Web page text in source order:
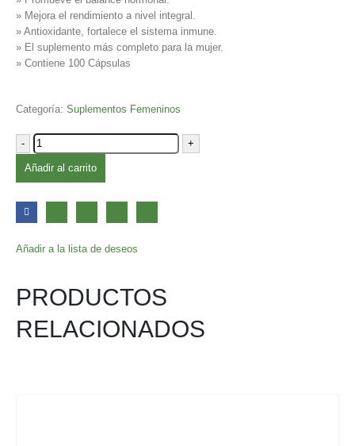
» Mejora el rendimiento a nivel integral.
» Antioxidante, fortalece el sistema inmune.
» El suplemento más completo para la mujer.
» Contiene 100 Cápsulas
Categoría: Suplementos Femeninos
- +
Añadir al carrito
Añadir a la lista de deseos
PRODUCTOS
RELACIONADOS